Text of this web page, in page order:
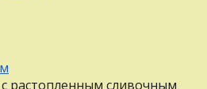
растопленным сливочным